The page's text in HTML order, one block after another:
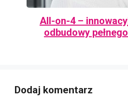
All-on-4 –
odbudowy
Dodaj komentarz